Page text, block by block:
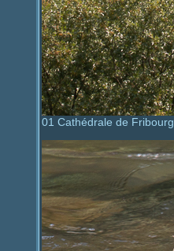
01 Cathédrale de Fribourg